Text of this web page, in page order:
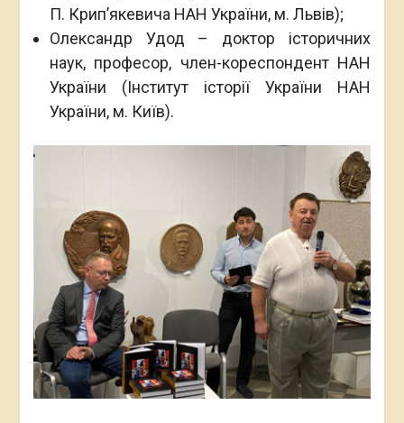
П. Крипʼякевича НАН України, м. Львів);
Олександр Удод – доктор історичних
наук, професор, член-кореспондент НАН
України (Інститут історії України НАН
України, м. Київ).